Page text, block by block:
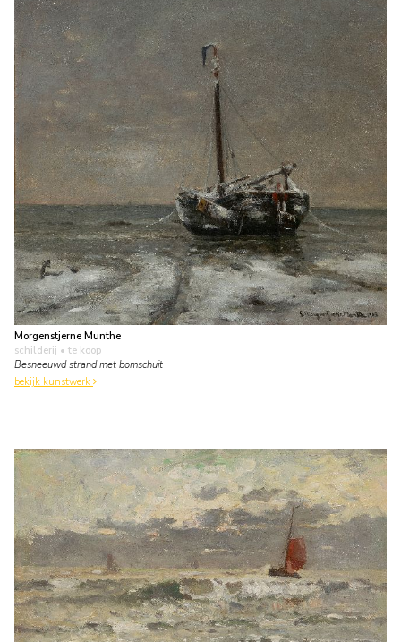
Morgenstjerne Munthe
schilderij • te koop
Besneeuwd strand met bomschuit
bekijk kunstwerk